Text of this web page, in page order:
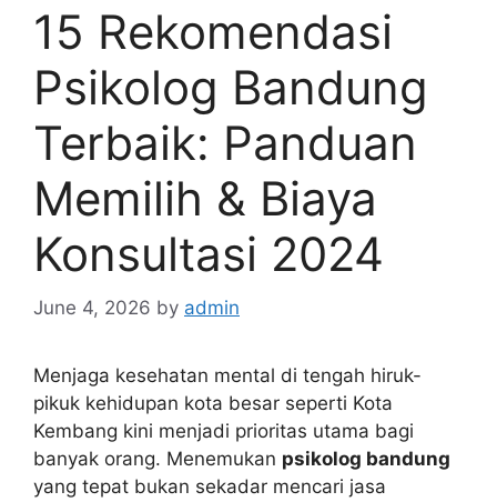
15 Rekomendasi
Psikolog Bandung
Terbaik: Panduan
Memilih & Biaya
Konsultasi 2024
June 4, 2026 by admin
Menjaga kesehatan mental di tengah hiruk-
pikuk kehidupan kota besar seperti Kota
Kembang kini menjadi prioritas utama bagi
banyak orang. Menemukan psikolog bandung
yang tepat bukan sekadar mencari jasa